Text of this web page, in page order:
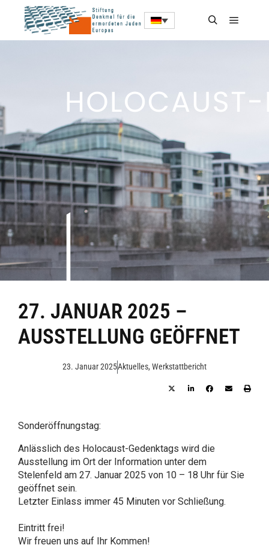
27. JANUAR 2025 –
AUSSTELLUNG GEÖFFNET
23. Januar 2025Aktuelles, Werkstattbericht
Sonderöffnungstag:
Anlässlich des Holocaust-Gedenktags wird die
Ausstellung im Ort der Information unter dem
Stelenfeld am 27. Januar 2025 von 10 – 18 Uhr für Sie
geöffnet sein.
Letzter Einlass immer 45 Minuten vor Schließung.
Eintritt frei!
Wir freuen uns auf Ihr Kommen!